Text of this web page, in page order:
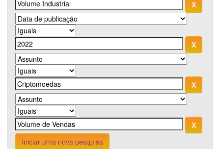
Iniciar uma nova pesquisa